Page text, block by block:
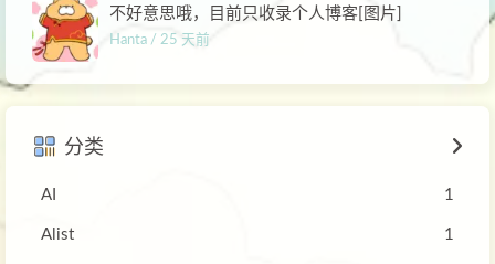
不好意思哦，目前只收录个人博客[图片]
Hanta / 25 天前
分类
AI 1
Alist 1